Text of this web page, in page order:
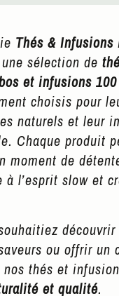
Thés & Infusions
sélection de
et infusions
choisis pour
naturels et leur
Chaque produit
moment de
à l’esprit slow et
découvrir
ou offrir un
nos thés et
et qualité.